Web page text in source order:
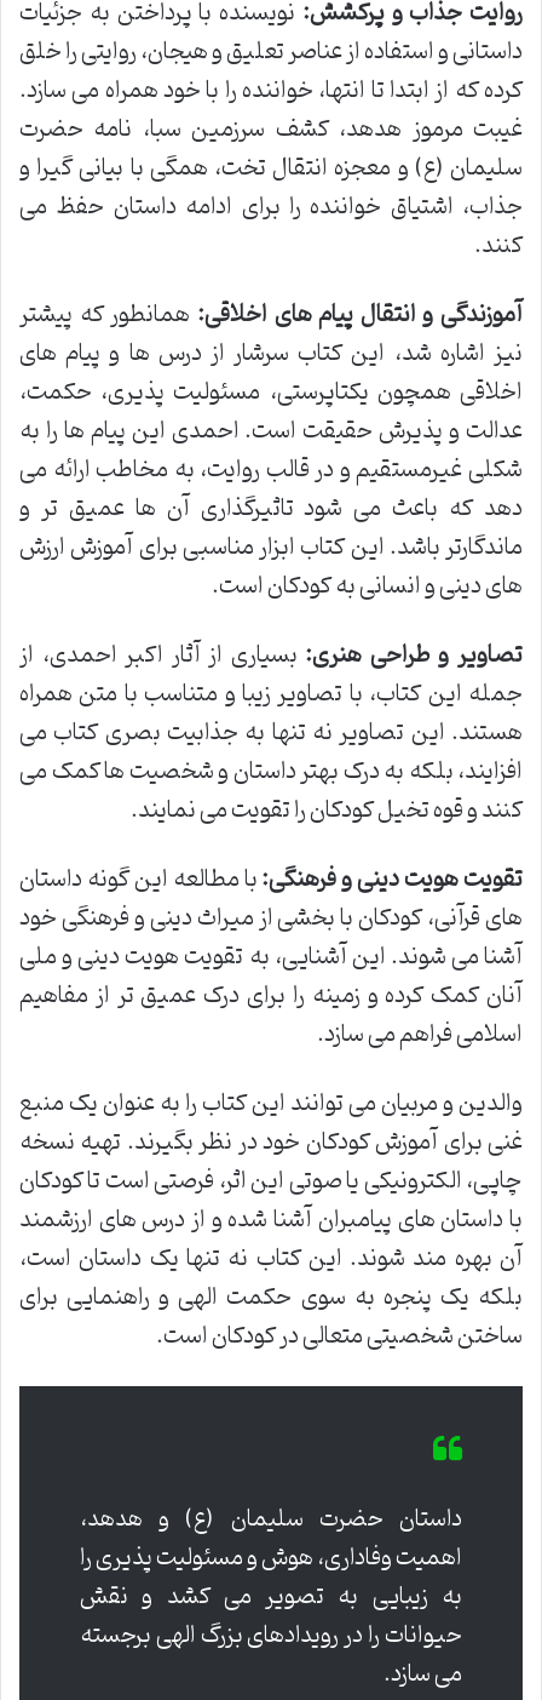
روایت جذاب و پرکشش: نویسنده با پرداختن به جزئیات
داستانی و استفاده از عناصر تعلیق و هیجان، روایتی را خلق
کرده که از ابتدا تا انتها، خواننده را با خود همراه می سازد.
غیبت مرموز هدهد، کشف سرزمین سبا، نامه حضرت
سلیمان (ع) و معجزه انتقال تخت، همگی با بیانی گیرا و
جذاب، اشتیاق خواننده را برای ادامه داستان حفظ می
کنند.
آموزندگی و انتقال پیام های اخلاقی: همانطور که پیشتر
نیز اشاره شد، این کتاب سرشار از درس ها و پیام های
اخلاقی همچون یکتاپرستی، مسئولیت پذیری، حکمت،
عدالت و پذیرش حقیقت است. احمدی این پیام ها را به
شکلی غیرمستقیم و در قالب روایت، به مخاطب ارائه می
دهد که باعث می شود تاثیرگذاری آن ها عمیق تر و
ماندگارتر باشد. این کتاب ابزار مناسبی برای آموزش ارزش
های دینی و انسانی به کودکان است.
تصاویر و طراحی هنری: بسیاری از آثار اکبر احمدی، از
جمله این کتاب، با تصاویر زیبا و متناسب با متن همراه
هستند. این تصاویر نه تنها به جذابیت بصری کتاب می
افزایند، بلکه به درک بهتر داستان و شخصیت ها کمک می
کنند و قوه تخیل کودکان را تقویت می نمایند.
تقویت هویت دینی و فرهنگی:با مطالعه این گونه داستان
های قرآنی، کودکان با بخشی از میراث دینی و فرهنگی خود
آشنا می شوند. این آشنایی، به تقویت هویت دینی و ملی
آنان کمک کرده و زمینه را برای درک عمیق تر از مفاهیم
اسلامی فراهم می سازد.
والدین و مربیان می توانند این کتاب را به عنوان یک منبع
غنی برای آموزش کودکان خود در نظر بگیرند. تهیه نسخه
چاپی، الکترونیکی یا صوتی این اثر، فرصتی است تا کودکان
با داستان های پیامبران آشنا شده و از درس های ارزشمند
آن بهره مند شوند. این کتاب نه تنها یک داستان است،
بلکه یک پنجره به سوی حکمت الهی و راهنمایی برای
ساختن شخصیتی متعالی در کودکان است.
داستان حضرت سلیمان (ع) و هدهد،
اهمیت وفاداری، هوش و مسئولیت پذیری را
به زیبایی به تصویر می کشد و نقش
حیوانات را در رویدادهای بزرگ الهی برجسته
می سازد.